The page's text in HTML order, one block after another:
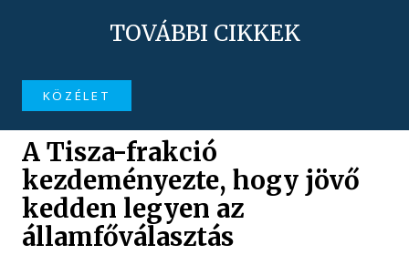
TOVÁBBI CIKKEK
KÖZÉLET
A Tisza-frakció
kezdeményezte, hogy jövő
kedden legyen az
államfőválasztás